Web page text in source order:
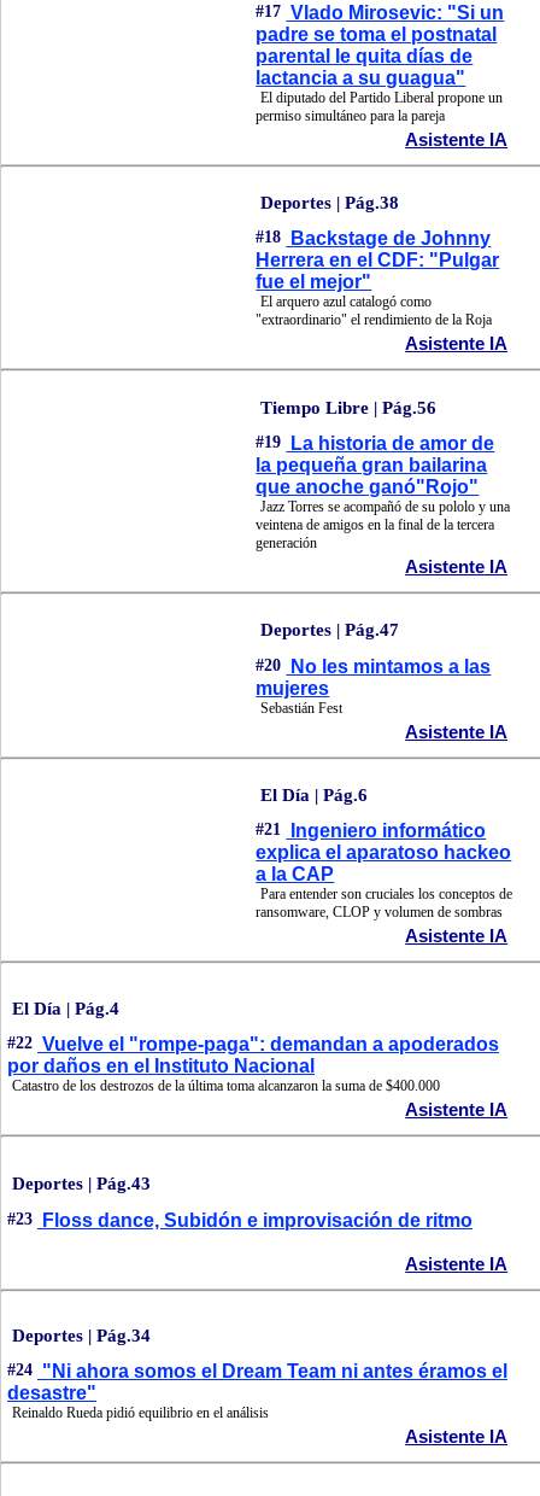
#17 Vlado Mirosevic: "Si un
padre se toma el postnatal
parental le quita días de
lactancia a su guagua"
El diputado del Partido Liberal propone un
permiso simultáneo para la pareja
Asistente IA
Deportes | Pág.38
#18
Backstage de Johnny
Herrera en el CDF: "Pulgar
fue el mejor"
El arquero azul catalogó como
"extraordinario" el rendimiento de la Roja
Asistente IA
Tiempo Libre | Pág.56
#19
La historia de amor de
la pequeña gran bailarina
que anoche ganó"Rojo"
Jazz Torres se acompañó de su pololo y una
veintena de amigos en la final de la tercera
generación
Asistente IA
Deportes | Pág.47
#20
No les mintamos a las
mujeres
Sebastián Fest
Asistente IA
El Día | Pág.6
#21
Ingeniero informático
explica el aparatoso hackeo
a la CAP
Para entender son cruciales los conceptos de
ransomware, CLOP y volumen de sombras
Asistente IA
El Día | Pág.4
#22 Vuelve el "rompe-paga": demandan a apoderados
por daños en el Instituto Nacional
Catastro de los destrozos de la última toma alcanzaron la suma de $400.000
Asistente IA
Deportes | Pág.43
#23 Floss dance, Subidón e improvisación de ritmo
Asistente IA
Deportes | Pág.34
#24 "Ni ahora somos el Dream Team ni antes éramos el
desastre"
Reinaldo Rueda pidió equilibrio en el análisis
Asistente IA